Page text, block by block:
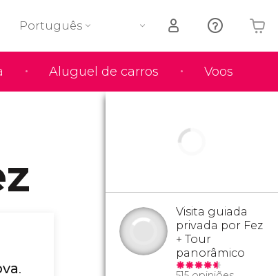
Aluguel de carros Voos
Português
O seu carrinho está vazio
.
Visita guiada
privada por Fez
+ Tour
panorâmico